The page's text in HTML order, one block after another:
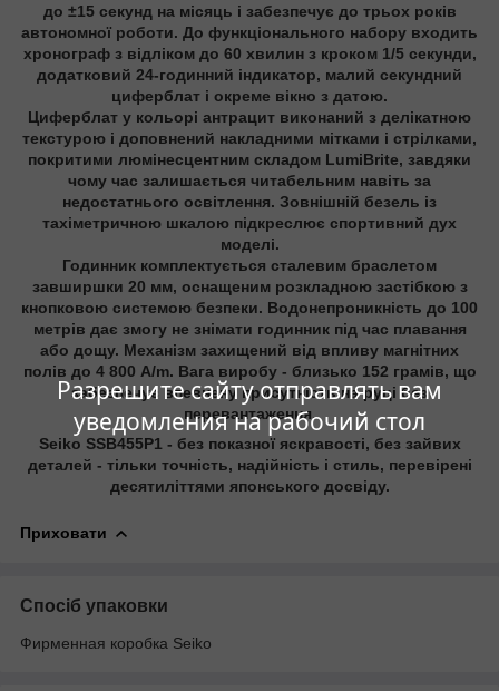
Разрешите сайту отправлять вам
уведомления на рабочий стол
до ±15 секунд на місяць і забезпечує до трьох років
автономної роботи. До функціонального набору входить
хронограф з відліком до 60 хвилин з кроком 1/5 секунди,
додатковий 24-годинний індикатор, малий секундний
циферблат і окреме вікно з датою.
Циферблат у кольорі антрацит виконаний з делікатною
текстурою і доповнений накладними мітками і стрілками,
покритими люмінесцентним складом LumiBrite, завдяки
чому час залишається читабельним навіть за
недостатнього освітлення. Зовнішній безель із
тахіметричною шкалою підкреслює спортивний дух
моделі.
Годинник комплектується сталевим браслетом
завширшки 20 мм, оснащеним розкладною застібкою з
кнопковою системою безпеки. Водонепроникність до 100
метрів дає змогу не знімати годинник під час плавання
або дощу. Механізм захищений від впливу магнітних
полів до 4 800 A/m. Вага виробу - близько 152 грамів, що
забезпечує впевнену присутність на руці без
перевантаження.
Seiko SSB455P1 - без показної яскравості, без зайвих
деталей - тільки точність, надійність і стиль, перевірені
десятиліттями японського досвіду.
Приховати
Спосіб упаковки
Фирменная коробка Seiko